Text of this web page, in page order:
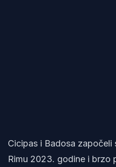
Cicipas i Badosa započeli
Rimu 2023. godine i brzo